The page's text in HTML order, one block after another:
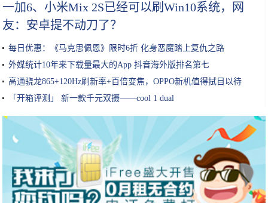
一加6、小米Mix 2S已经可以刷Win10系统，网
友：安卓提不动刀了？
每日优惠：《马克思佩恩》限时6折 化身恶魔踏上复仇之路
外媒统计10年来下载量最大的App 抖音海外版排名第七
高通骁龙865+120Hz刷新率+百倍变焦，OPPO新机值得拭目以待
「开箱评测」 新一款千元双摄——cool 1 dual